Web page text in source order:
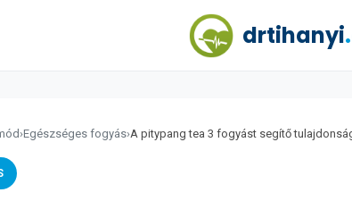
drtihanyi
›Egészséges fogyás›A pitypang tea 3 fogyást segítő